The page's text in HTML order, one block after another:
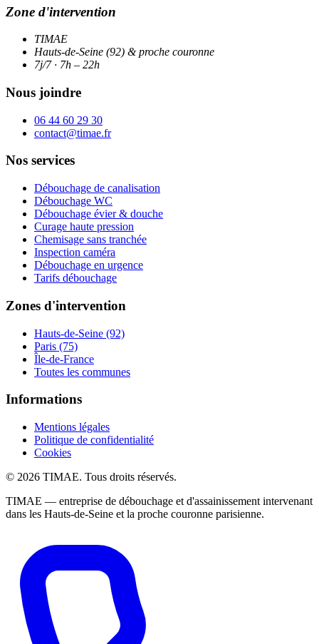
Zone d'intervention
TIMAE
Hauts-de-Seine (92) & proche couronne
7j/7 · 7h – 22h
Nous joindre
06 44 60 29 30
contact@timae.fr
Nos services
Débouchage de canalisation
Débouchage WC
Débouchage évier & douche
Curage haute pression
Chemisage sans tranchée
Inspection caméra
Débouchage en urgence
Tarifs débouchage
Zones d'intervention
Hauts-de-Seine (92)
Paris (75)
Île-de-France
Toutes les communes
Informations
Mentions légales
Politique de confidentialité
Cookies
© 2026 TIMAE. Tous droits réservés.
TIMAE — entreprise de débouchage et d'assainissement intervenant
dans les Hauts-de-Seine et la proche couronne parisienne.